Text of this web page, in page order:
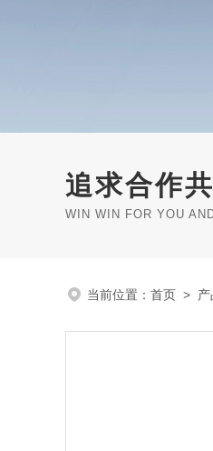
追求合作
WIN WIN FOR YOU
当前位置： 首页 >